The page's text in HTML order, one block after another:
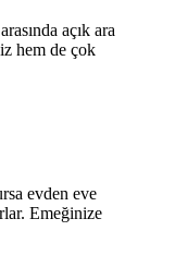
açık ara
hem de çok
evden eve
Emeğinize